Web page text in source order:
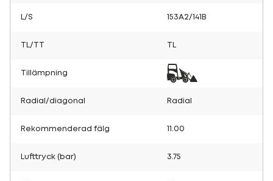
L/S 153A2/141B
TL/TT
Tillämpning
Radial/diagonal Radial
Rekommenderad fälg 11.00
Lufttryck (bar) 3.75